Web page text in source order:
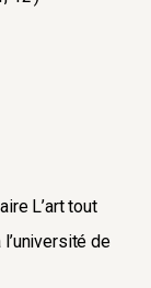
L’art tout
de